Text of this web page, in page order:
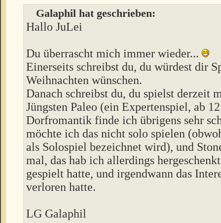
Galaphil hat geschrieben:
Hallo JuLei
Du überrascht mich immer wieder...
Einerseits schreibst du, du würdest dir
Weihnachten wünschen.
Danach schreibst du, du spielst derzeit
Jüngsten Paleo (ein Expertenspiel, ab
Dorfromantik finde ich übrigens sehr
möchte ich das nicht solo spielen
als Solospiel bezeichnet wird), und
mal, das hab ich allerdings
gespielt hatte, und irgendwann das
verloren hatte.
LG Galaphil